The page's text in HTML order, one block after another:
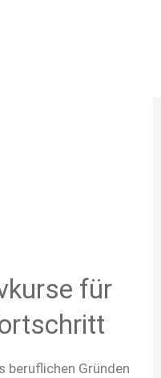
für
beruflichen Gründen